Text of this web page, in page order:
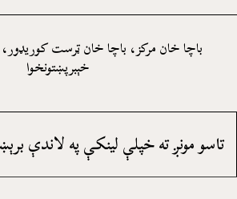
باچا خان مرکز، باچا خان ټرست
خېبرپښتونخوا
تاسو مونږ ته خپلې لينکې په لاندې